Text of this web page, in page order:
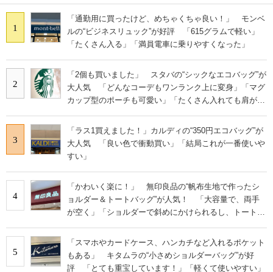
1
「通勤用に買ったけど、めちゃくちゃ良い！」 モンベ
ルの“ビジネスリュック”が好評 「615グラムで軽い」
「たくさん入る」「満員電車に乗りやすくなった」
2
「2個も買いました」 スタバの“シックなエコバッグ”が
大人気 「どんなコーデもワンランク上に変身」「マグ
カップ型のポーチも可愛い」「たくさん入れても肩が痛
3
「ラス1買えました！」カルディの“350円エコバッグ”が
大人気 「良い色で衝動買い」「結局これが一番使いや
すい」
4
「かわいく楽に！」 無印良品の“帆布生地で作ったシ
ョルダー＆トートバッグ”が人気！ 「大容量で、両手
が空く」「ショルダーで斜めにかけられるし、トートで
5
「スマホやカードケース、ハンカチなど入れるポケット
もある」 キタムラの“小さめショルダーバッグ”が好
評 「とても重宝しています！」「軽くて使いやすい」